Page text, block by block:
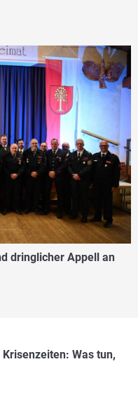
dringlicher Appell an
Was tun,